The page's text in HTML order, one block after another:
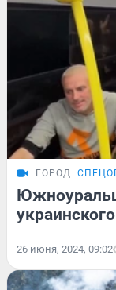
ГОРОД
26 июня, 2024, 09:02